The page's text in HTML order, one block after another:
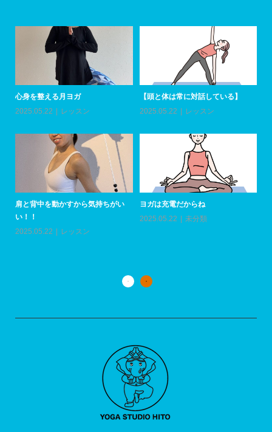
心身を整える月ヨガ
2025.05.22
レッスン
【頭と体は常に対話している】
2025.05.22
レッスン
肩と背中を動かすから気持ちがい
い！！
2025.05.22
レッスン
ヨガは充電だからね
2025.05.22
未分類